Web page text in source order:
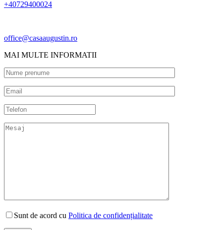
+40729400024
office@casaaugustin.ro
MAI MULTE INFORMATII
Sunt de acord cu Politica de confidențialitate